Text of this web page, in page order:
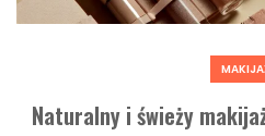
Naturalny i świeży